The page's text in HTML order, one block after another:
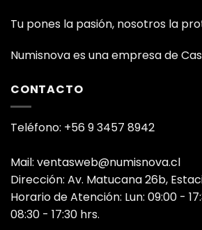
Tu pones la pasión, nosotros la
Numisnova es una empresa de
CONTACTO
Teléfono: +56 9 3457 8942
Mail: ventasweb@numisnova.cl
Dirección: Av. Matucana 26b,
Horario de Atención: Lun: 09:00 -
08:30 - 17:30 hrs.